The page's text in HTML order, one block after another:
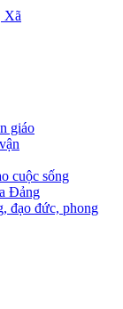
Xã
giáo
cuộc sống
Đảng
đạo đức, phong